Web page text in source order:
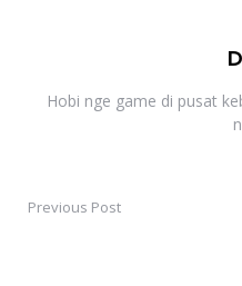
Hobi nge game di pusat
PostPrevious Post